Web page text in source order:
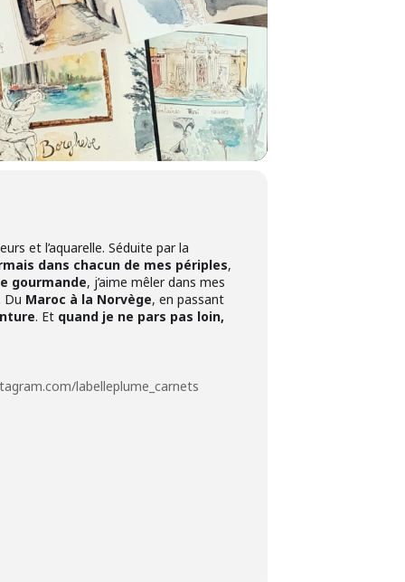
et l’aquarelle. Séduite par la
dans chacun de mes périples,
gourmande, j’aime mêler dans mes
Du Maroc à la Norvège, en passant
. Et quand je ne pars pas loin,
labelleplume_carnets